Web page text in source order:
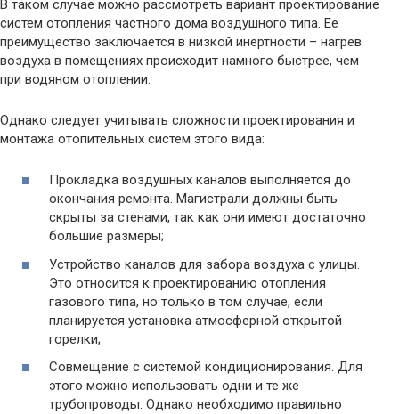
В таком случае можно рассмотреть вариант проектирование
систем отопления частного дома воздушного типа. Ее
преимущество заключается в низкой инертности – нагрев
воздуха в помещениях происходит намного быстрее, чем
при водяном отоплении.
Однако следует учитывать сложности проектирования и
монтажа отопительных систем этого вида:
Прокладка воздушных каналов выполняется до
окончания ремонта. Магистрали должны быть
скрыты за стенами, так как они имеют достаточно
большие размеры;
Устройство каналов для забора воздуха с улицы.
Это относится к проектированию отопления
газового типа, но только в том случае, если
планируется установка атмосферной открытой
горелки;
Совмещение с системой кондиционирования. Для
этого можно использовать одни и те же
трубопроводы. Однако необходимо правильно